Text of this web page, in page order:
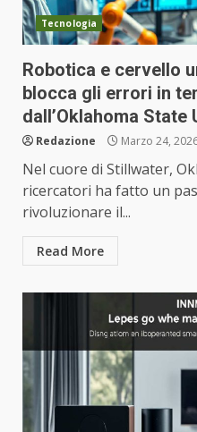
Tecnologia
Robotica e cervello
blocca gli errori in
dall’Oklahoma State
Redazione Marzo 24,
Nel cuore di Stillwater,
ricercatori ha fatto un
rivoluzionare il...
Read More